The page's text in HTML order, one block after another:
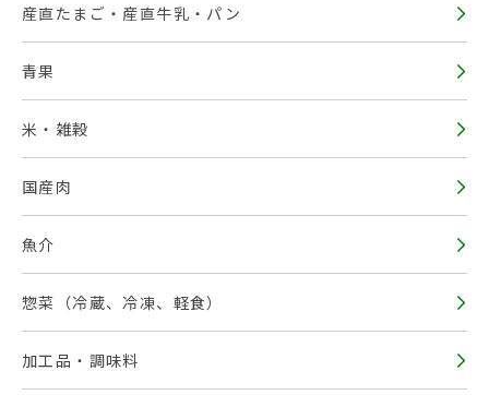
産直たまご・産直牛乳・パン
青果
米・雑穀
国産肉
魚介
惣菜（冷蔵、冷凍、軽食）
加工品・調味料